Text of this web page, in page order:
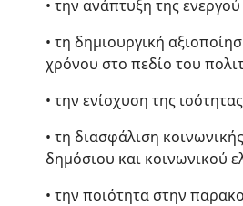
• την ανάπτυξη της
• τη δημιουργική
χρόνου στο πεδίο του
• την ενίσχυση της
• τη διασφάλιση
δημόσιου και κοινωνικού
• την ποιότητα στην